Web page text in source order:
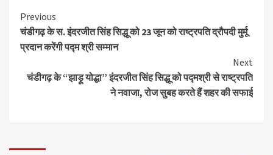
Previous
चंडीगढ़ के स. इंदरजीत सिंह सिद्धू को 23 जून को राष्ट्रपति द्रौपदी मुर्मू
प्रदान करेंगी पद्म श्री सम्मान
Next
चंडीगढ़ के “झाड़ू योद्धा” इंदरजीत सिंह सिद्धू को पद्मश्री से राष्ट्रपति
ने नवाजा, रोज सुबह करते हैं शहर की सफाई